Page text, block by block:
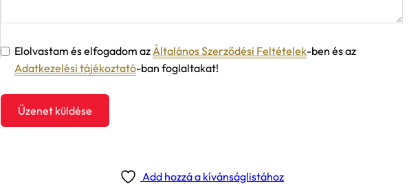
Elolvastam és elfogadom az Általános Szerződési Feltételek-ben és az
Adatkezelési tájékoztató-ban foglaltakat!
Üzenet küldése
Add hozzá a kívánságlistához